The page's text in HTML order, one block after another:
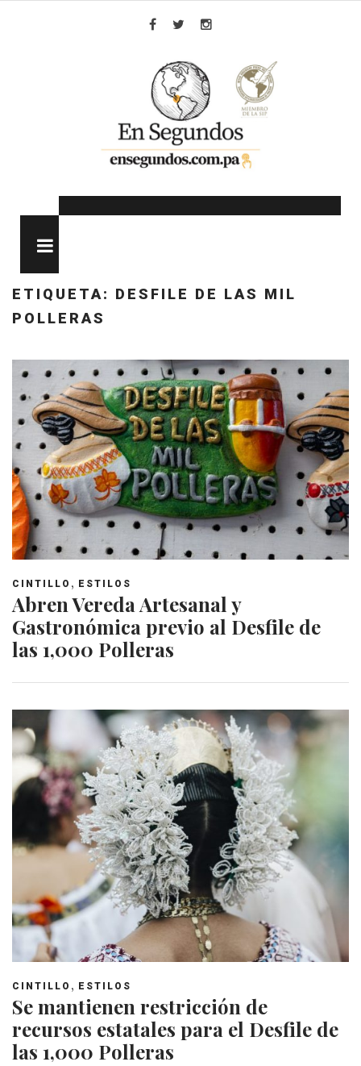
ETIQUETA: DESFILE DE LAS MIL
POLLERAS
CINTILLO , ESTILOS
Abren Vereda Artesanal y
Gastronómica previo al Desfile de
las 1,000 Polleras
CINTILLO , ESTILOS
Se mantienen restricción de
recursos estatales para el Desfile de
las 1,000 Polleras